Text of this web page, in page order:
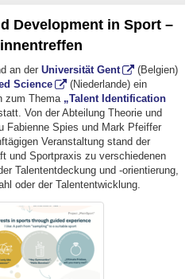
Development in Sport –
an der Universität Gent
(Belgien)
Science
(Niederlande) ein
zum Thema „Talent Identification
Von der Abteilung Theorie und
Fabienne Spies und Mark Pfeiffer
Veranstaltung stand der
und Sportpraxis zu verschiedenen
Talententdeckung und -orientierung,
oder der Talententwicklung.